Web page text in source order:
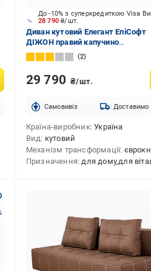
28 790₴/шт.
До -10% з суперкредиткою Visa
Диван кутовий Елегант ЕпіСофт
ДІЖОН правий капучино
2400x1660x900 мм
2
29 790 ₴/шт.
Cамовивіз Доставимо
Країна-виробник Україна
Вид кутовий
Механізм трансформації
Призначення для дому,для вітальні,для спальні,для